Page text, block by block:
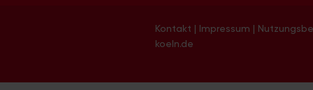
Kontakt | Impressum |
koeln.de